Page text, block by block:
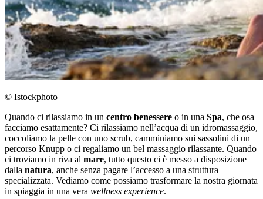
© Istockphoto
Quando ci rilassiamo in un centro benessere o in una Spa, che osa
facciamo esattamente? Ci rilassiamo nell’acqua di un idromassaggio,
coccoliamo la pelle con uno scrub, camminiamo sui sassolini di un
percorso Knupp o ci regaliamo un bel massaggio rilassante. Quando
ci troviamo in riva al mare, tutto questo ci è messo a disposizione
dalla natura, anche senza pagare l’accesso a una struttura
specializzata. Vediamo come possiamo trasformare la nostra giornata
in spiaggia in una vera wellness experience.